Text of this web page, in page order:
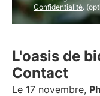
Confidentialité.
L'oasis de
Contact
Le 17 novembre,